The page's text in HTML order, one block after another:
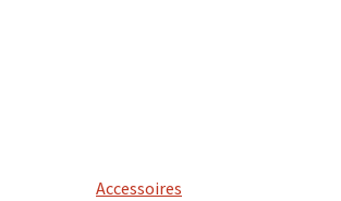
Accessoires